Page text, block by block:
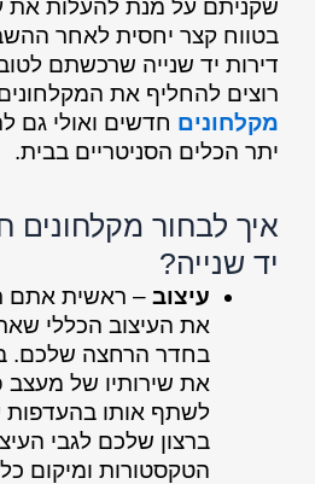
שקניתם על מנת להעלות את
בטווח קצר יחסית לאחר
דירות יד שנייה שרכשתם
רוצים להחליף את
מקלחונים חדשים ואולי גם
יתר הכלים הסניטריים בבית.
איך לבחור מקלחונים
יד שנייה?
עיצוב – ראשית אתם
את העיצוב הכללי
בחדר הרחצה שלכם.
את שירותיו של מעצב
לשתף אותו בהעדפות
ברצון שלכם לגבי
הטקסטורות ומיקום